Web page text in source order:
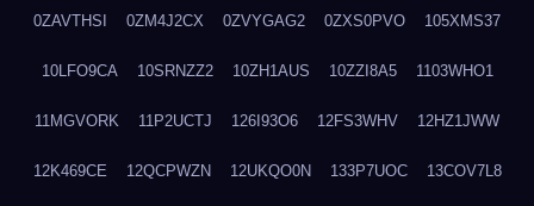
0ZAVTHSI 0ZM4J2CX 0ZVYGAG2 0ZXS0PVO 105XMS37
10LFO9CA 10SRNZZ2 10ZH1AUS 10ZZI8A5 1103WHO1
11MGVORK 11P2UCTJ 126I93O6 12FS3WHV 12HZ1JWW
12K469CE 12QCPWZN 12UKQO0N 133P7UOC 13COV7L8